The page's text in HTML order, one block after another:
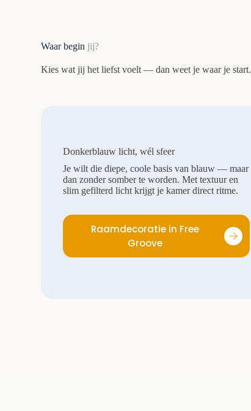
Waar begin jij?
Kies wat jij het liefst voelt — dan weet je waar je start.
Donkerblauw licht, wél sfeer
Je wilt die diepe, coole basis van blauw — maar
dan zonder somber te worden. Met textuur en
slim gefilterd licht krijgt je kamer direct ritme.
Raamdecoratie in Free
Groove